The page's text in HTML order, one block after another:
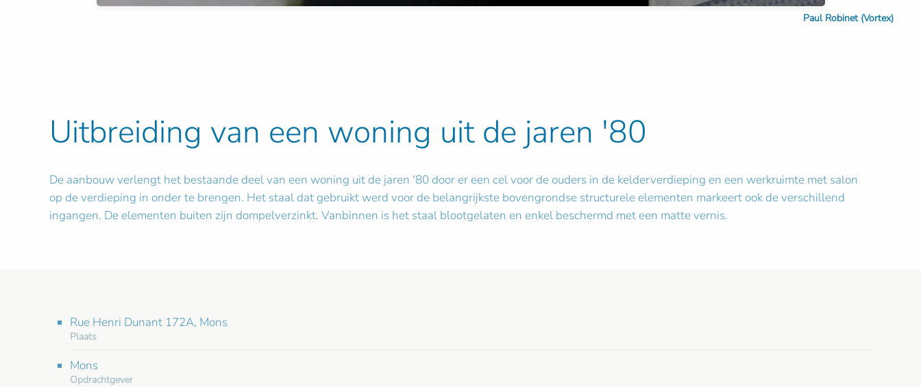
Paul Robinet (Vortex)
Uitbreiding van een woning uit de jaren '80
De aanbouw verlengt het bestaande deel van een woning uit de jaren '80 door er een cel voor de ouders in de kelderverdieping en een werkruimte met salon
op de verdieping in onder te brengen. Het staal dat gebruikt werd voor de belangrijkste bovengrondse structurele elementen markeert ook de verschillend
ingangen. De elementen buiten zijn dompelverzinkt. Vanbinnen is het staal blootgelaten en enkel beschermd met een matte vernis.
Rue Henri Dunant 172A, Mons
Plaats
Mons
Opdrachtgever